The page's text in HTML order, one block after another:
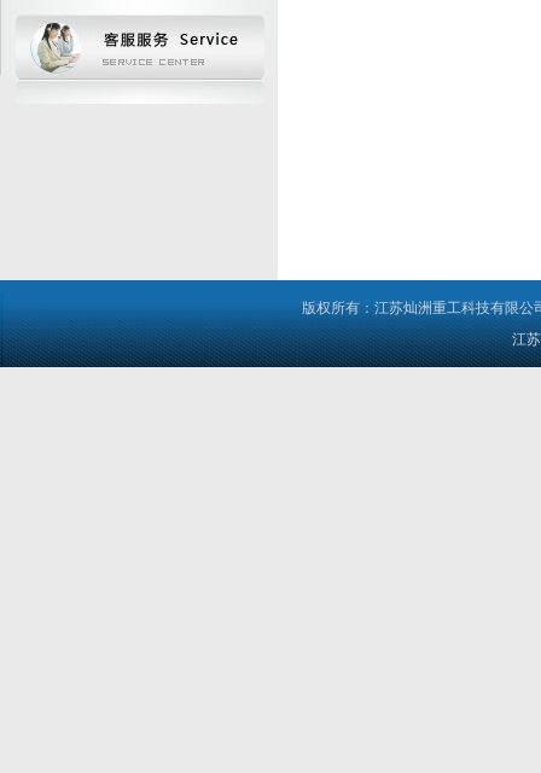
版权所有：江苏灿洲重工科技有限
江